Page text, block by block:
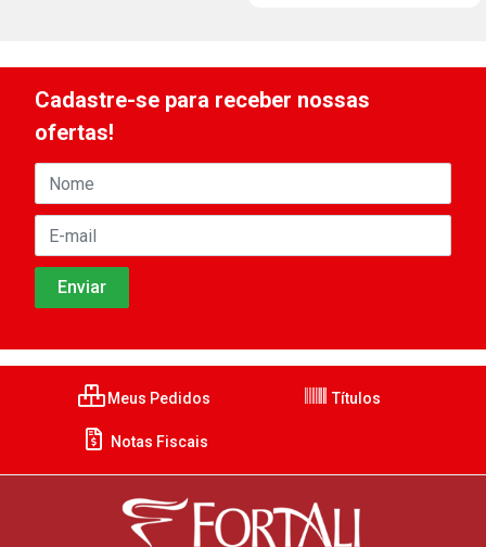
Cadastre-se para receber nossas
ofertas!
Meus Pedidos Títulos
Notas Fiscais